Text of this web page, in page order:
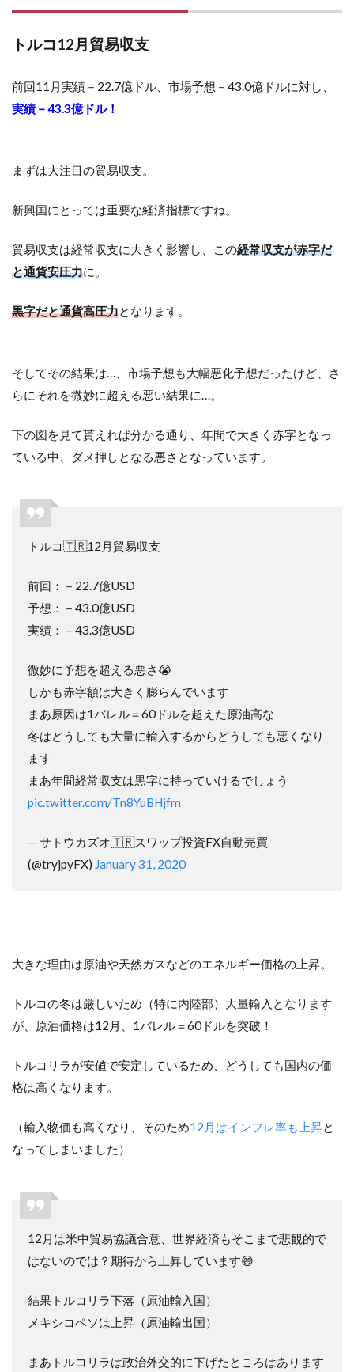
トルコ12月貿易収支
前回11月実績－22.7億ドル、市場予想－43.0億ドルに対し、
実績－43.3億ドル！
まずは大注目の貿易収支。
新興国にとっては重要な経済指標ですね。
貿易収支は経常収支に大きく影響し、この経常収支が赤字だ
と通貨安圧力に。
黒字だと通貨高圧力となります。
そしてその結果は…、市場予想も大幅悪化予想だったけど、さ
らにそれを微妙に超える悪い結果に…。
下の図を見て貰えれば分かる通り、年間で大きく赤字となっ
ている中、ダメ押しとなる悪さとなっています。
トルコ🇹🇷12月貿易収支
前回：－22.7億USD
予想：－43.0億USD
実績：－43.3億USD
微妙に予想を超える悪さ😭
しかも赤字額は大きく膨らんでいます
まあ原因は1バレル＝60ドルを超えた原油高な
冬はどうしても大量に輸入するからどうしても悪くなり
ます
まあ年間経常収支は黒字に持っていけるでしょう
pic.twitter.com/Tn8YuBHjfm
— サトウカズオ🇹🇷スワップ投資FX自動売買
(@tryjpyFX) January 31, 2020
大きな理由は原油や天然ガスなどのエネルギー価格の上昇。
トルコの冬は厳しいため（特に内陸部）大量輸入となります
が、原油価格は12月、1バレル＝60ドルを突破！
トルコリラが安値で安定しているため、どうしても国内の価
格は高くなります。
（輸入物価も高くなり、そのため12月はインフレ率も上昇と
なってしまいました）
12月は米中貿易協議合意、世界経済もそこまで悲観的で
はないのでは？期待から上昇しています😅
結果トルコリラ下落（原油輸入国）
メキシコペソは上昇（原油輸出国）
まあトルコリラは政治外交的に下げたところはあります